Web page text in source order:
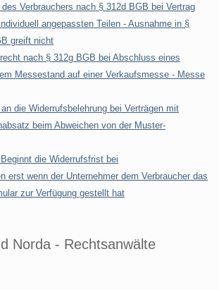
Verbrauchers nach § 312d BGB bei Vertrag
angepassten Teilen - Ausnahme in §
greift nicht
nach § 312g BGB bei Abschluss eines
Messestand auf einer Verkaufsmesse - Messe
die Widerrufsbelehrung bei Verträgen mit
beim Abweichen von der Muster-
die Widerrufsfrist bei
erst wenn der Unternehmer dem Verbraucher das
zur Verfügung gestellt hat
Norda - Rechtsanwälte